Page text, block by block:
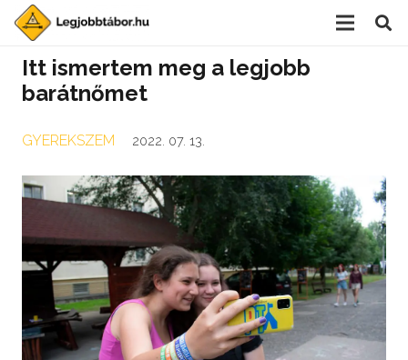
Itt ismertem meg a legjobb
barátnőmet
GYEREKSZEM 2022. 07. 13.